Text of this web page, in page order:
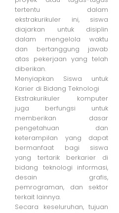
tertentu dalam
ekstrakurikuler ini, siswa
diajarkan untuk disiplin
dalam mengelola waktu
dan bertanggung jawab
atas pekerjaan yang telah
diberikan.
Menyiapkan Siswa untuk
Karier di Bidang Teknologi
Ekstrakurikuler komputer
juga berfungsi untuk
memberikan dasar
pengetahuan dan
keterampilan yang dapat
bermanfaat bagi siswa
yang tertarik berkarier di
bidang teknologi informasi,
desain grafis,
pemrograman, dan sektor
terkait lainnya.
Secara keseluruhan, tujuan